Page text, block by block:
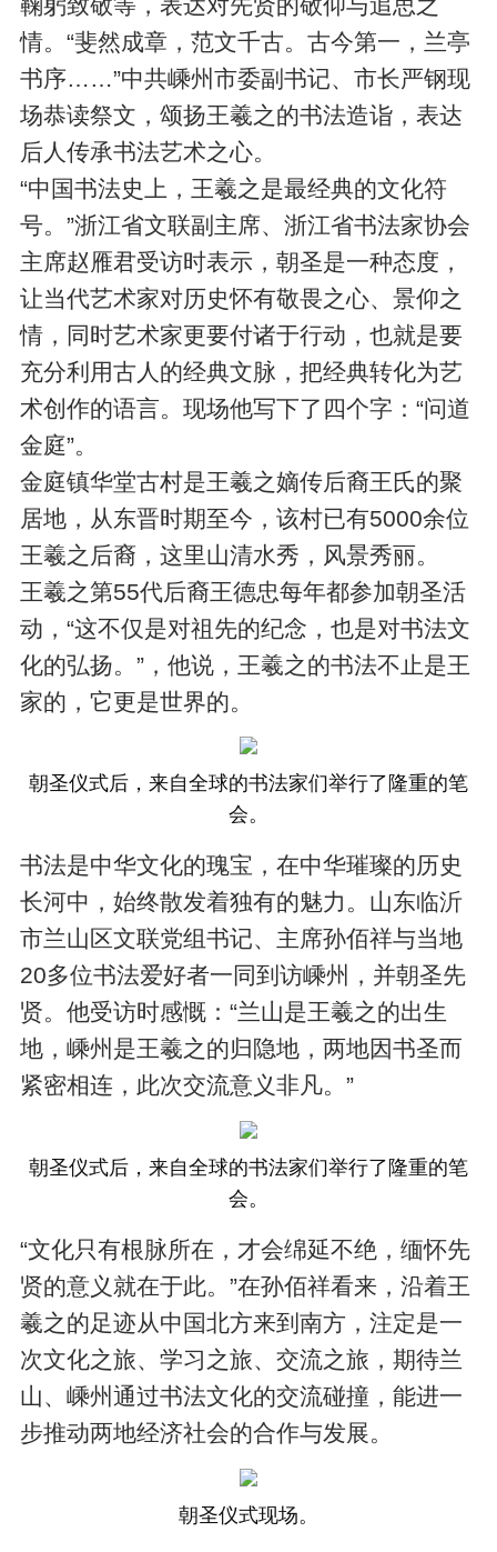
情。“斐然成章，范文千古。古今第一，兰亭
书序……”中共嵊州市委副书记、市长严钢现
场恭读祭文，颂扬王羲之的书法造诣，表达
后人传承书法艺术之心。
“中国书法史上，王羲之是最经典的文化符
号。”浙江省文联副主席、浙江省书法家协会
主席赵雁君受访时表示，朝圣是一种态度，
让当代艺术家对历史怀有敬畏之心、景仰之
情，同时艺术家更要付诸于行动，也就是要
充分利用古人的经典文脉，把经典转化为艺
术创作的语言。现场他写下了四个字：“问道
金庭”。
金庭镇华堂古村是王羲之嫡传后裔王氏的聚
居地，从东晋时期至今，该村已有5000余位
王羲之后裔，这里山清水秀，风景秀丽。
王羲之第55代后裔王德忠每年都参加朝圣活
动，“这不仅是对祖先的纪念，也是对书法文
化的弘扬。”，他说，王羲之的书法不止是王
家的，它更是世界的。
朝圣仪式后，来自全球的书法家们举行了隆重的笔
会。
书法是中华文化的瑰宝，在中华璀璨的历史
长河中，始终散发着独有的魅力。山东临沂
市兰山区文联党组书记、主席孙佰祥与当地
20多位书法爱好者一同到访嵊州，并朝圣先
贤。他受访时感慨：“兰山是王羲之的出生
地，嵊州是王羲之的归隐地，两地因书圣而
紧密相连，此次交流意义非凡。”
朝圣仪式后，来自全球的书法家们举行了隆重的笔
会。
“文化只有根脉所在，才会绵延不绝，缅怀先
贤的意义就在于此。”在孙佰祥看来，沿着王
羲之的足迹从中国北方来到南方，注定是一
次文化之旅、学习之旅、交流之旅，期待兰
山、嵊州通过书法文化的交流碰撞，能进一
步推动两地经济社会的合作与发展。
朝圣仪式现场。